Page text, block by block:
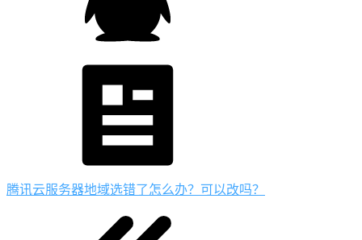
腾讯云服务器地域选错了怎么办？可以改吗？